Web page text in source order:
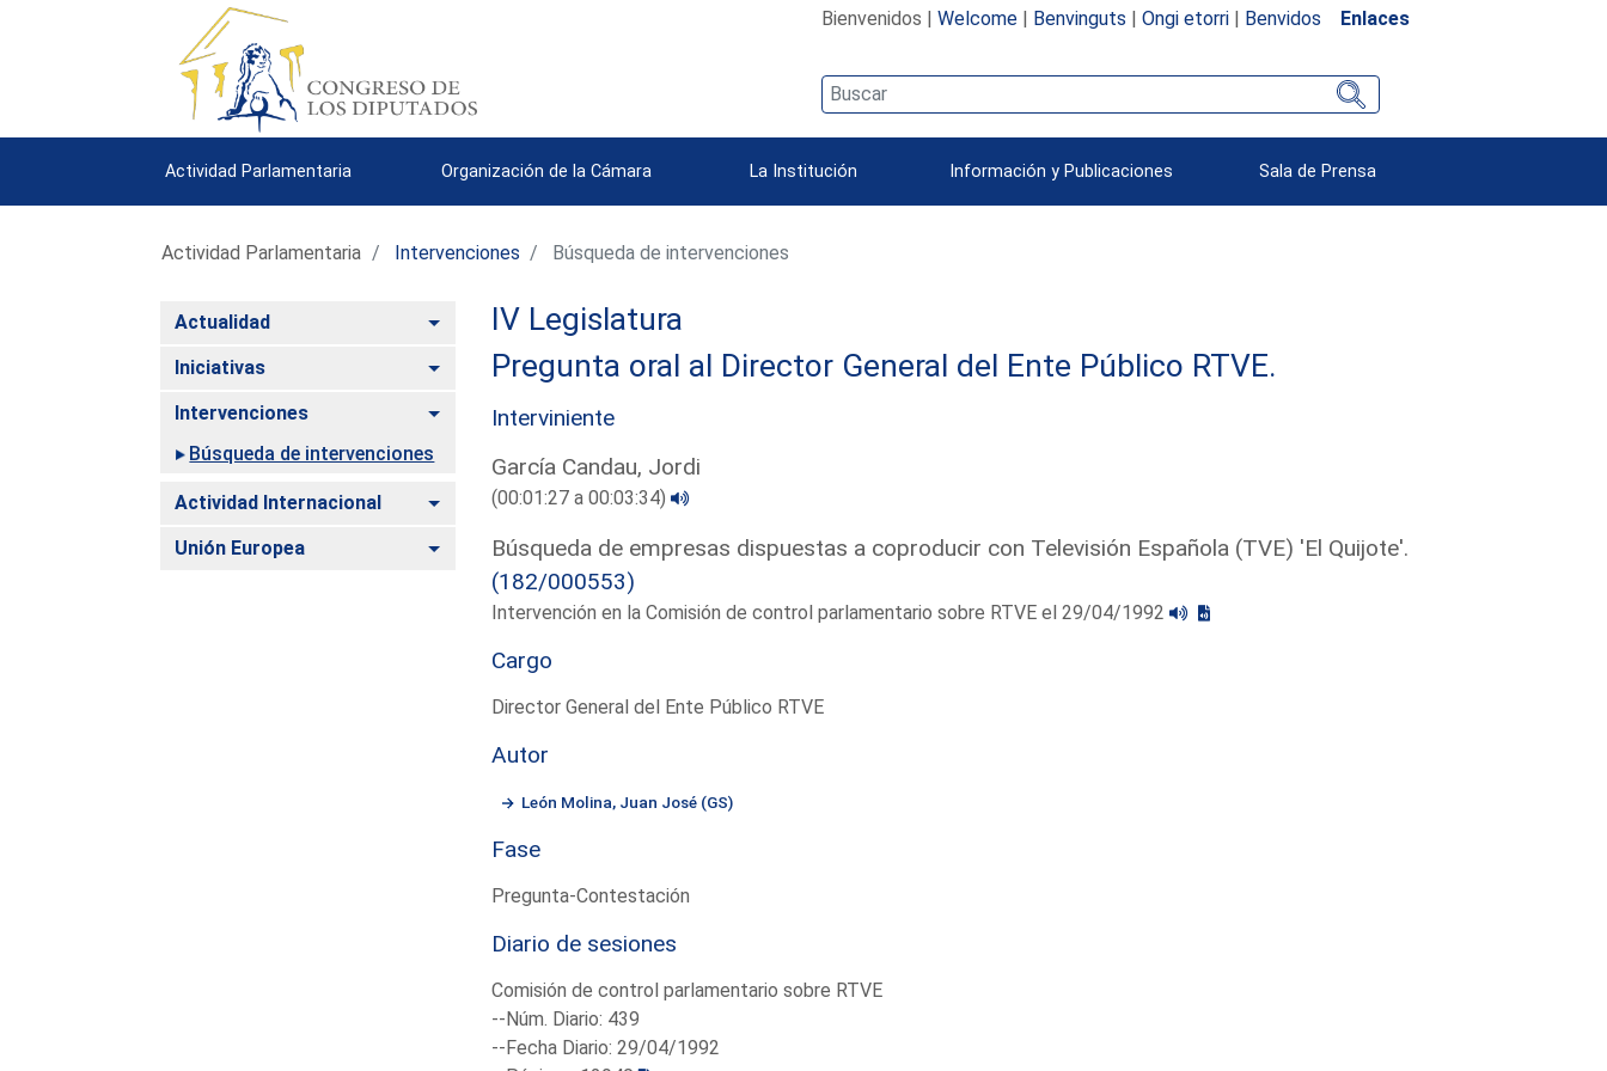
Bienvenidos | Welcome| Benvinguts | Ongi etorri| Benvidos Enlaces
Actividad Parlamentaria Organización de la Cámara La Institución Información y Publicaciones Sala de Prensa
Actividad Parlamentaria Intervenciones Búsqueda de intervenciones
Actualidad Alternar
Iniciativas Alternar
Intervenciones
Alternar
Búsqueda de intervenciones
Actividad Internacional Alternar
Unión Europea Alternar
IV Legislatura
Pregunta oral al Director General del Ente Público RTVE.
Interviniente
García Candau, Jordi
(00:01:27 a 00:03:34)
Búsqueda de empresas dispuestas a coproducir con Televisión Española (TVE) 'El Quijote'.
(182/000553)
Intervención en la Comisión de control parlamentario sobre RTVE el 29/04/1992
Cargo
Director General del Ente Público RTVE
Autor
León Molina, Juan José (GS)
Fase
Pregunta-Contestación
Diario de sesiones
Comisión de control parlamentario sobre RTVE
--Núm. Diario: 439
--Fecha Diario: 29/04/1992